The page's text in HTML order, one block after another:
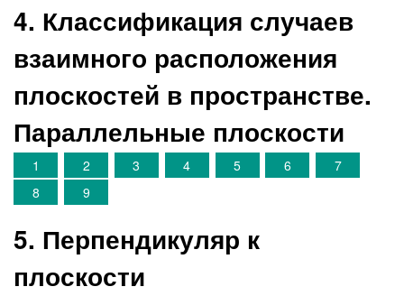
4. Классификация случаев
взаимного расположения
плоскостей в пространстве.
Параллельные плоскости
1 2 3 4 5 6
7
8
9
5. Перпендикуляр к
плоскости